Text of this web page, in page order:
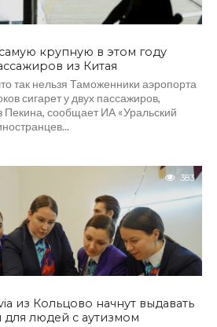
крупную в этом году
из Китая
так нельзя Таможенники аэропорта
сигарет у двух пассажиров,
Пекина, сообщает ИА «Уральский
383
из Кольцово начнут выдавать
людей с аутизмом